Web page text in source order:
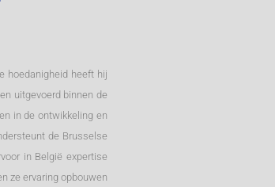
hoedanigheid heeft hij
uitgevoerd binnen de
in de ontwikkeling en
de Brusselse
in België expertise
ze ervaring opbouwen